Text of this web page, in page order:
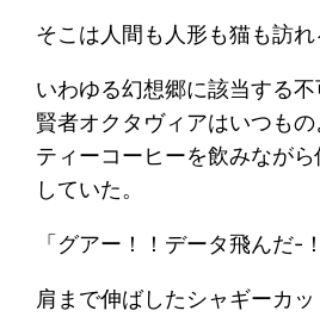
そこは人間も人形も猫も訪れ
いわゆる幻想郷に該当する
賢者オクタヴィアはいつも
ティーコーヒーを飲みなが
していた。
「グアー！！データ飛んだ-
肩まで伸ばしたシャギーカ